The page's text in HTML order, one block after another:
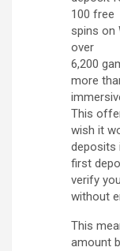
100 free
spins on
over
6,200
more
This
wish it
deposits
first
verify
without
This
amount